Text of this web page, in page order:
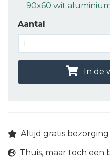
90x60 wit
Aantal
In de
Altijd gratis bezorging
Thuis, maar toch een